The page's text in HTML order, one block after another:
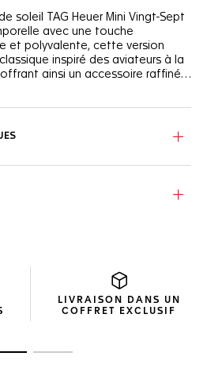
soleil TAG Heuer Mini Vingt-Sept
avec une touche
et polyvalente, cette version
inspiré des aviateurs à la
offrant ainsi un accessoire raffiné
en élastomère
et confortable.
préserve la qualité des
plus durable.
carton recyclé, chaque paire de
LIVRAISON DANS UN
COFFRET EXCLUSIF